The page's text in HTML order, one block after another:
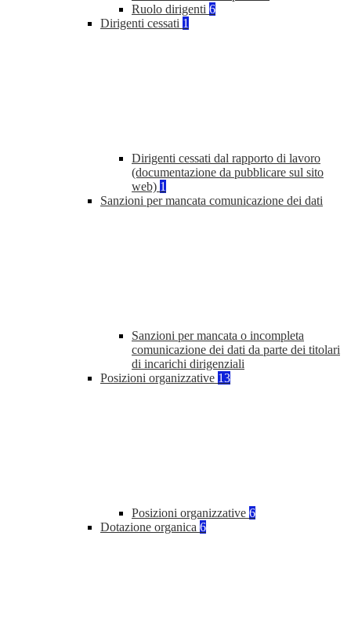
Ruolo dirigenti 6
Dirigenti cessati 1
Dirigenti cessati dal rapporto di lavoro
(documentazione da pubblicare sul sito
web) 1
Sanzioni per mancata comunicazione dei dati
Sanzioni per mancata o incompleta
comunicazione dei dati da parte dei titolari
di incarichi dirigenziali
Posizioni organizzative 13
Posizioni organizzative 6
Dotazione organica 6